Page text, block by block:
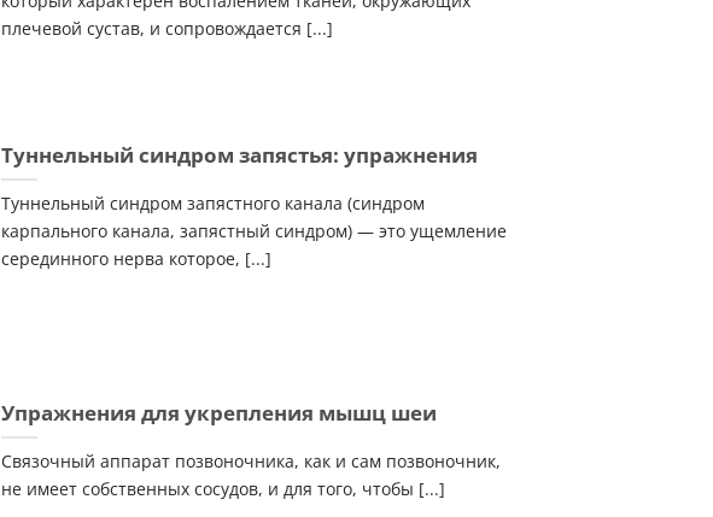
плечевой сустав, и сопровождается [...]
Туннельный синдром запястья: упражнения
Туннельный синдром запястного канала (синдром
карпального канала, запястный синдром) — это ущемление
серединного нерва которое, [...]
Упражнения для укрепления мышц шеи
Связочный аппарат позвоночника, как и сам позвоночник,
не имеет собственных сосудов, и для того, чтобы [...]